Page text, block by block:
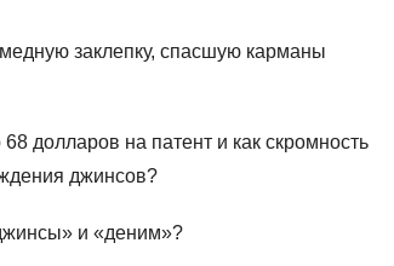
заклепку, спасшую карманы
долларов на патент и как скромность
джинсов?
и «деним»?